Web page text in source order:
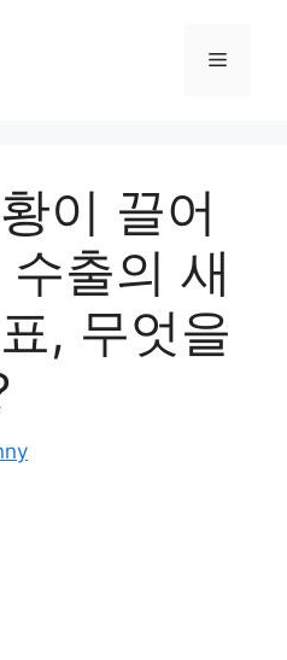
Menu
이 끌어
출의 새
, 무엇을